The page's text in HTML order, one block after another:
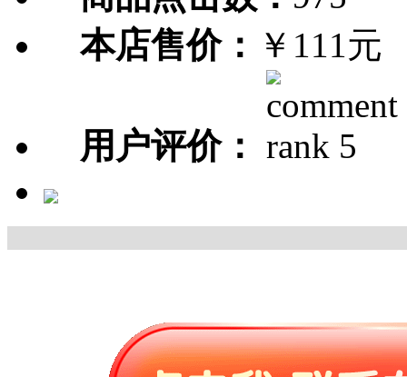
本店售价： ￥111元
用户评价：